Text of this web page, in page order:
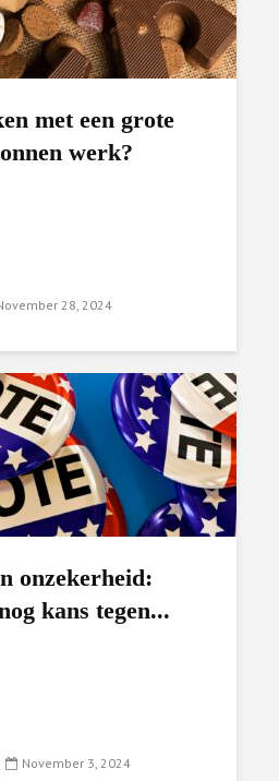
met een grote
werk?
28, 2024
onzekerheid:
kans tegen...
November 3, 2024